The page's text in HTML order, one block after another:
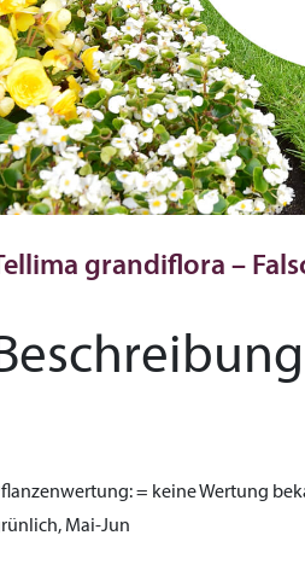
grandiflora –
= keine Wertung
Mai-Jun